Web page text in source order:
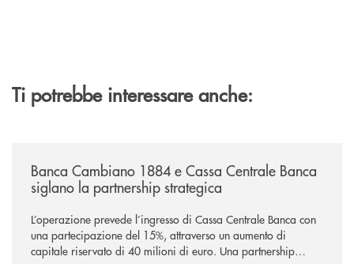
Ti potrebbe interessare anche:
Banca Cambiano 1884 e Cassa Centrale Banca
siglano la partnership strategica
L’operazione prevede l’ingresso di Cassa Centrale Banca con
una partecipazione del 15%, attraverso un aumento di
capitale riservato di 40 milioni di euro. Una partnership